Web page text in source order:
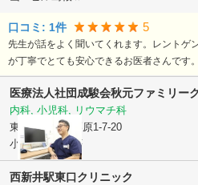
口コミ: 1件 5
先生が話をよく聞いてくれます。レントゲ
が丁寧でとても安心できるお医者さんです
医療法人社団成駿会秋元ファミリー
内科, 小児科, リウマチ科
東京都足立区
栗原1-7-20
小倉第2ビル 1F
西新井駅東口クリニック